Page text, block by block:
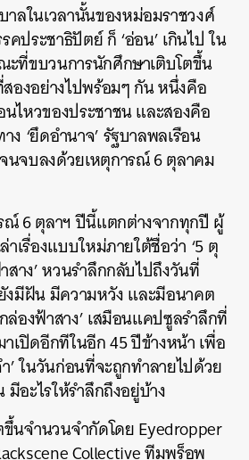
ลในเวลานั้นของหม่อมราชวงศ์
คประชาธิปัตย์ ก็ ‘อ่อน’ เกินไป ใน
ที่ขบวนการนักศึกษาเติบโตขึ้น
สองอย่างไปพร้อมๆ กัน หนึ่งคือ
ไหวของประชาชน และสองคือ
ง ‘ยึดอำนาจ’ รัฐบาลพลเรือน
จบลงด้วยเหตุการณ์ 6 ตุลาคม
ณ์ 6 ตุลาฯ ปีนี้แตกต่างจากทุกปี ผู้
าเรื่องแบบใหม่ภายใต้ชื่อว่า ‘5 ตุ
สาง’ หวนรำลึกกลับไปถึงวันที่
งมีฝัน มีความหวัง และมีอนาคต
ล่องฟ้าสาง’ เสมือนแคปซูลรำลึกที่
เปิดอีกทีในอีก 45 ปีข้างหน้า เพื่อ
’ ในวันก่อนที่จะถูกทำลายไปด้วย
อะไรให้รำลึกถึงอยู่บ้าง
นจำนวนจำกัดโดย Eyedropper
Collective ทีมพร็อพ